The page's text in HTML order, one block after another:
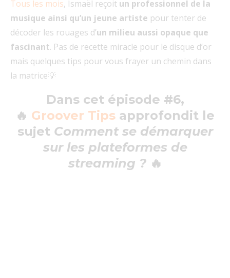
Tous les mois, Ismaël reçoit un professionnel de la
musique ainsi qu’un jeune artiste pour tenter de
décoder les rouages d’un milieu aussi opaque que
fascinant. Pas de recette miracle pour le disque d’or
mais quelques tips pour vous frayer un chemin dans
la matrice💡
Dans cet épisode #6,
🔥 Groover Tips approfondit le
sujetComment se démarquer
sur les plateformes de
streaming ? 🔥